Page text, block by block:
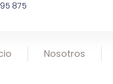
875
Nosotros